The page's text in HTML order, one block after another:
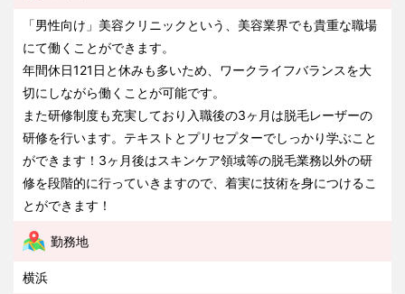
「男性向け」美容クリニックという、美容業界でも貴重な職場
にて働くことができます。
年間休日121日と休みも多いため、ワークライフバランスを大
切にしながら働くことが可能です。
また研修制度も充実しており入職後の3ヶ月は脱毛レーザーの
研修を行います。テキストとプリセプターでしっかり学ぶこと
ができます！3ヶ月後はスキンケア領域等の脱毛業務以外の研
修を段階的に行っていきますので、着実に技術を身につけるこ
とができます！
勤務地
横浜